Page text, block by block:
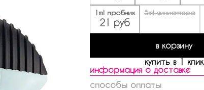
1ml пробник
21 руб
5ml миниатюра
в корзину
купить в 1 клик
информация о доставке
способы оплаты